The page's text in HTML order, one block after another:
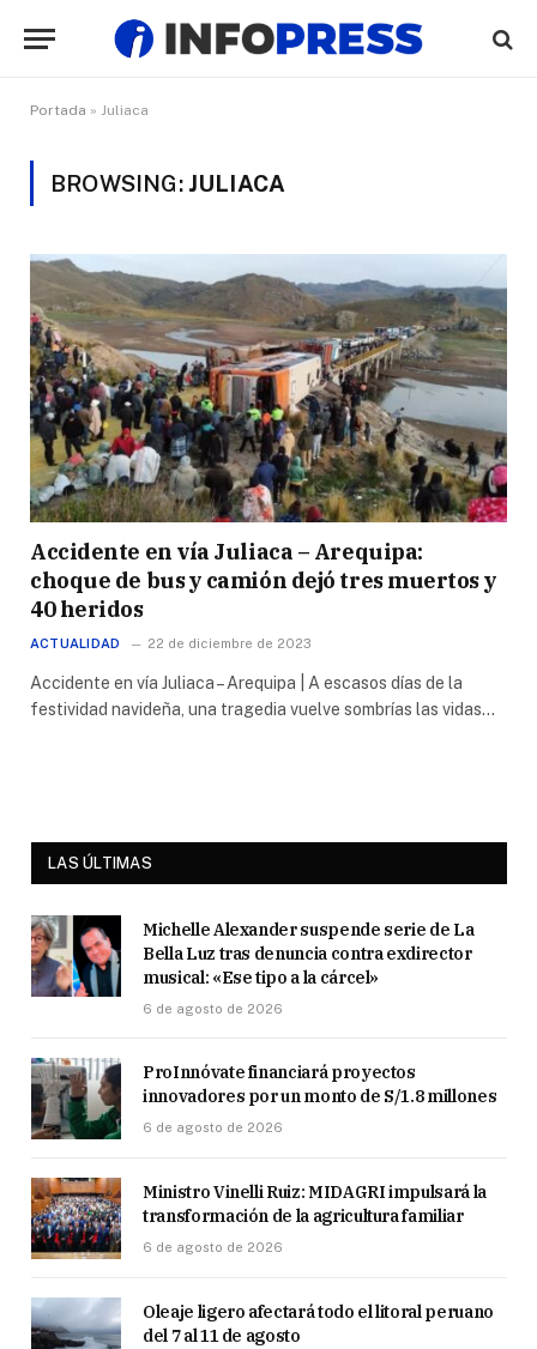
Portada » Juliaca
BROWSING: JULIACA
Accidente en vía Juliaca – Arequipa:
choque de bus y camión dejó tres muertos y
40 heridos
ACTUALIDAD 22 de diciembre de 2023
Accidente en vía Juliaca – Arequipa | A escasos días de la
festividad navideña, una tragedia vuelve sombrías las vidas…
LAS ÚLTIMAS
Michelle Alexander suspende serie de La
Bella Luz tras denuncia contra exdirector
musical: «Ese tipo a la cárcel»
6 de agosto de 2026
ProInnóvate financiará proyectos
innovadores por un monto de S/1.8 millones
6 de agosto de 2026
Ministro Vinelli Ruiz: MIDAGRI impulsará la
transformación de la agricultura familiar
6 de agosto de 2026
Oleaje ligero afectará todo el litoral peruano
del 7 al 11 de agosto